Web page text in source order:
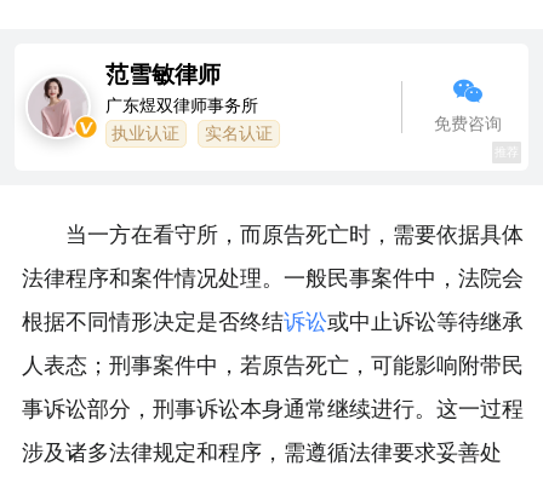
范雪敏律师
广东煜双律师事务所
执业认证 实名认证
免费咨询
当一方在看守所，而原告死亡时，需要依据具体
法律程序和案件情况处理。一般民事案件中，法院会
根据不同情形决定是否终结诉讼或中止诉讼等待继承
人表态；刑事案件中，若原告死亡，可能影响附带民
事诉讼部分，刑事诉讼本身通常继续进行。这一过程
涉及诸多法律规定和程序，需遵循法律要求妥善处